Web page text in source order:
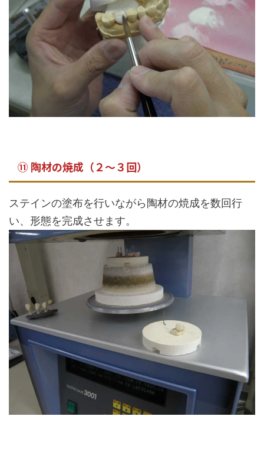
⑪ 陶材の焼成（２～３回）
ステインの塗布を行いながら陶材の焼成を数回行
い、形態を完成させます。